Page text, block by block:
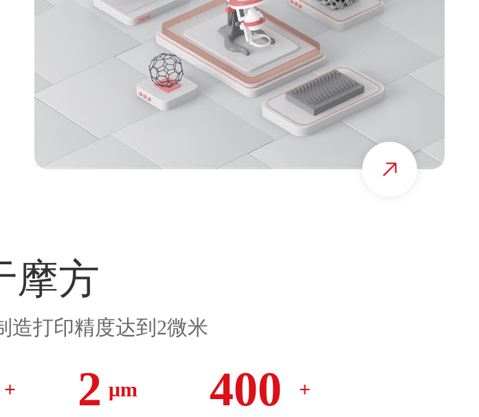
摩方
造打印精度达到2微米
+ 2 μm 400 +